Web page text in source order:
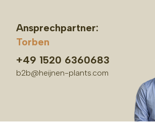
Ansprechpartner:
Torben
+49 1520 6360683
b2b@heijnen-plants.com